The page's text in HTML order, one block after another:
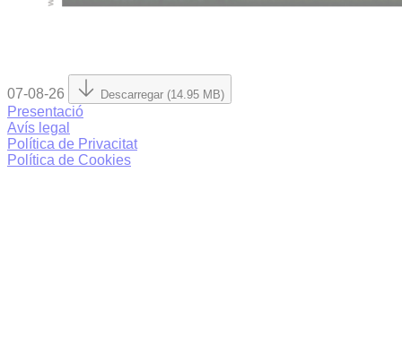
07-08-26 Descarregar (14.95 MB)
Presentació
Avís legal
Política de Privacitat
Política de Cookies